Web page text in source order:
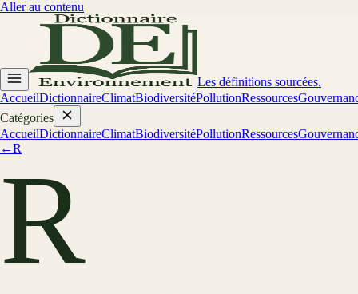
Aller au contenu
Les définitions sourcées.
AccueilDictionnaireClimatBiodiversitéPollutionRessources
Catégories
AccueilDictionnaireClimatBiodiversitéPollutionRessources
←R
R